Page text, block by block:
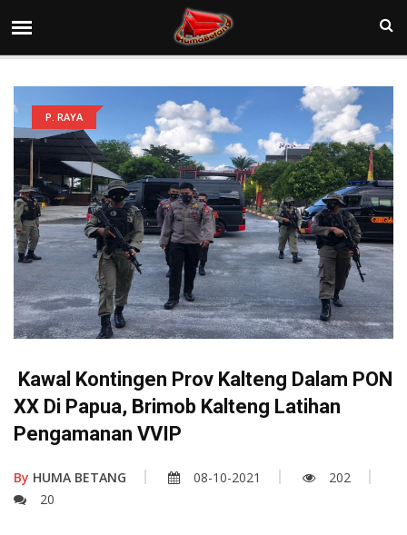
P. RAYA
Kawal Kontingen Prov Kalteng Dalam PON
XX Di Papua, Brimob Kalteng Latihan
Pengamanan VVIP
By HUMA BETANG 08-10-2021
202
20